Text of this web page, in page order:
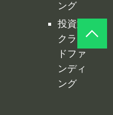
クラウ
ドファ
ンディ
ング
投資型
クラウ